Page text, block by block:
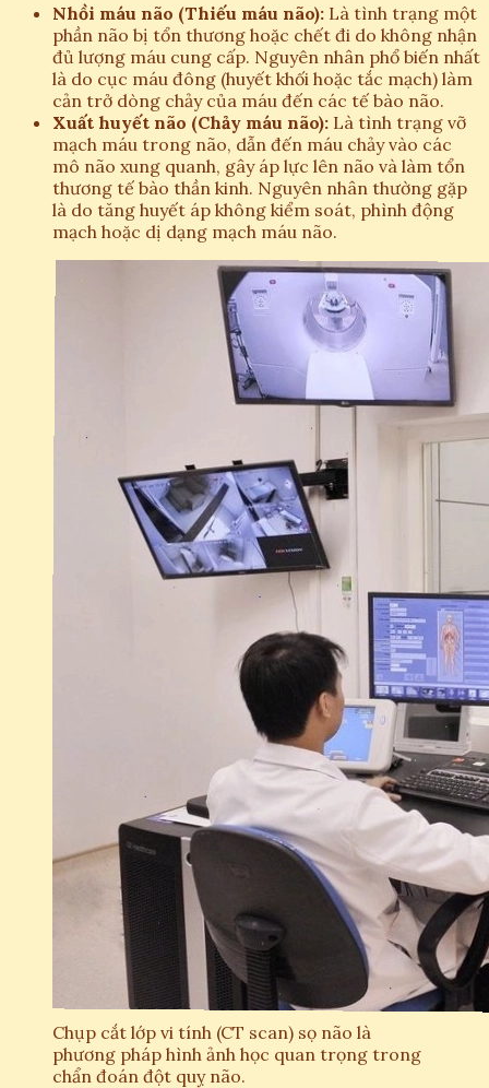
Nhồi máu não (Thiếu máu não): Là tình trạng một
phần não bị tổn thương hoặc chết đi do không nhận
đủ lượng máu cung cấp. Nguyên nhân phổ biến nhất
là do cục máu đông (huyết khối hoặc tắc mạch) làm
cản trở dòng chảy của máu đến các tế bào não.
Xuất huyết não (Chảy máu não): Là tình trạng vỡ
mạch máu trong não, dẫn đến máu chảy vào các
mô não xung quanh, gây áp lực lên não và làm tổn
thương tế bào thần kinh. Nguyên nhân thường gặp
là do tăng huyết áp không kiểm soát, phình động
mạch hoặc dị dạng mạch máu não.
Chụp cắt lớp vi tính (CT scan) sọ não là
phương pháp hình ảnh học quan trọng trong
chẩn đoán đột quỵ não.